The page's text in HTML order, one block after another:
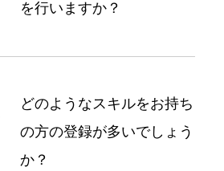
を行いますか？
どのようなスキルをお持ち
の方の登録が多いでしょう
か？